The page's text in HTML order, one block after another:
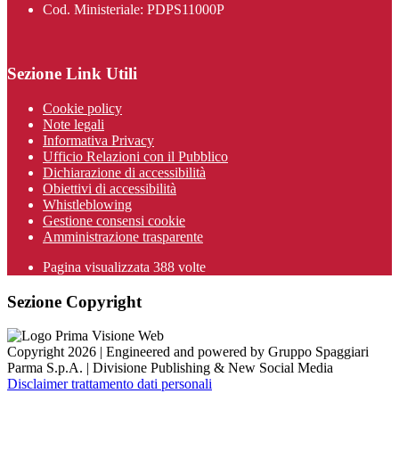
Cod. Ministeriale: PDPS11000P
Sezione Link Utili
Cookie policy
Note legali
Informativa Privacy
Ufficio Relazioni con il Pubblico
Dichiarazione di accessibilità
Obiettivi di accessibilità
Whistleblowing
Gestione consensi cookie
Amministrazione trasparente
Pagina visualizzata 388 volte
Sezione Copyright
Copyright 2026 | Engineered and powered by Gruppo Spaggiari
Parma S.p.A. | Divisione Publishing & New Social Media
Disclaimer trattamento dati personali